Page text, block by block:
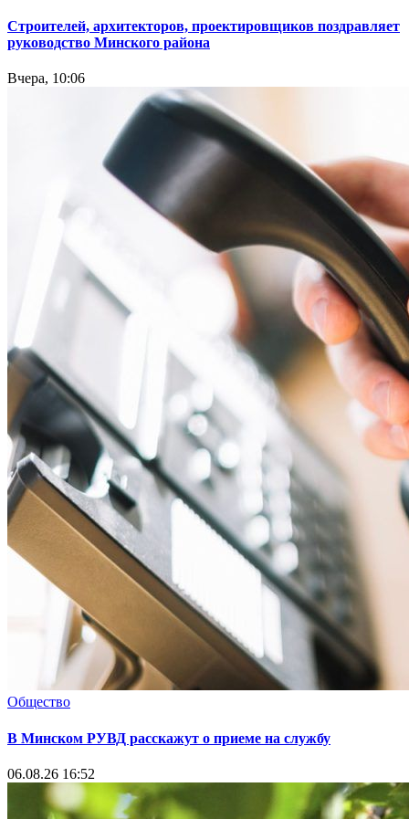
Cтроителей, архитекторов, проектировщиков поздравляет
руководство Минского района
Вчера, 10:06
Общество
В Минском РУВД расскажут о приеме на службу
06.08.26 16:52